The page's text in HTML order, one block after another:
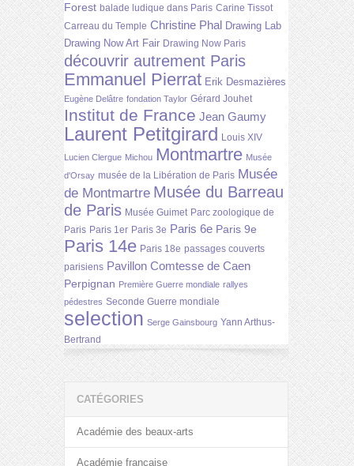
Forest balade ludique dans Paris Carine Tissot
Carreau du Temple Christine Phal Drawing Lab
Drawing Now Art Fair Drawing Now Paris
découvrir autrement Paris
Emmanuel Pierrat Erik Desmazières
Eugène Delâtre fondation Taylor Gérard Jouhet
Institut de France Jean Gaumy
Laurent Petitgirard Louis XIV
Lucien Clergue Michou Montmartre Musée
d'Orsay musée de la Libération de Paris Musée
de Montmartre Musée du Barreau
de Paris Musée Guimet Parc zoologique de
Paris Paris 1er Paris 3e Paris 6e Paris 9e
Paris 14e Paris 18e passages couverts
parisiens Pavillon Comtesse de Caen
Perpignan Première Guerre mondiale rallyes
pédestres Seconde Guerre mondiale
selection Serge Gainsbourg Yann Arthus-
Bertrand
CATÉGORIES
Académie des beaux-arts
Académie française